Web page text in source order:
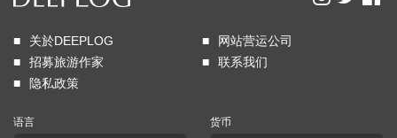
关於DEEPLOG
网站营运公司
招募旅游作家
联系我们
隐私政策
语言 货币